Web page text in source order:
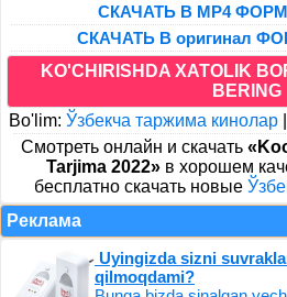
СКАЧАТЬ В MP4
СКАЧАТЬ В оригинал
KO'CHIRISHDA XATOLIK
BERING
Bo'lim: Ўзбекча таржима кинолар
Cмотреть онлайн и скачать
Tarjima 2022» в хорошем
бесплатно скачать новые
Реклама
Uyingizda sizni
qilmoqdami?